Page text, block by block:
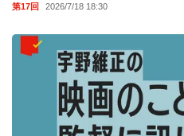
第17回 2026/7/18 18:30